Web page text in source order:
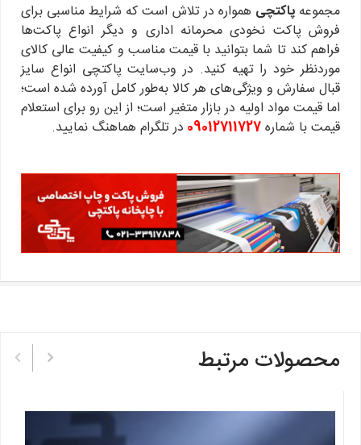
مجموعهپاکتچی همواره در تلاش است که شرایط مناسبی برای
فروش پاکت نخودی محرمانه اداری و دیگر انواع پاکت‌ها
فراهم کند تا شما بتوانید با قیمت مناسب و کیفیت عالی کالای
موردنظر خود را تهیه کنید. در وب‌سایت پاکتچی انواع سایز
قبال سفارش و ویژگی‌های هر کالا به‌طور کامل آورده شده است؛
اما قیمت مواد اولیه در بازار متغیر است؛ از این رو برای استعلام
قیمت با شماره09012711727 در تلگرام هماهنگ نمایید.
محصولات مرتبط